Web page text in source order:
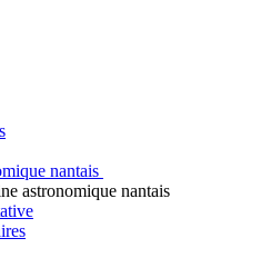
nantais
astronomique nantais